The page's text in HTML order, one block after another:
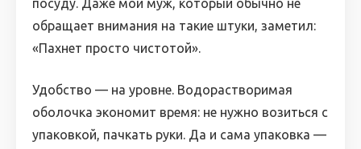
посуду. Даже мой муж, который обычно не
обращает внимания на такие штуки, заметил:
«Пахнет просто чистотой».
Удобство — на уровне. Водорастворимая
оболочка экономит время: не нужно возиться с
упаковкой, пачкать руки. Да и сама упаковка —